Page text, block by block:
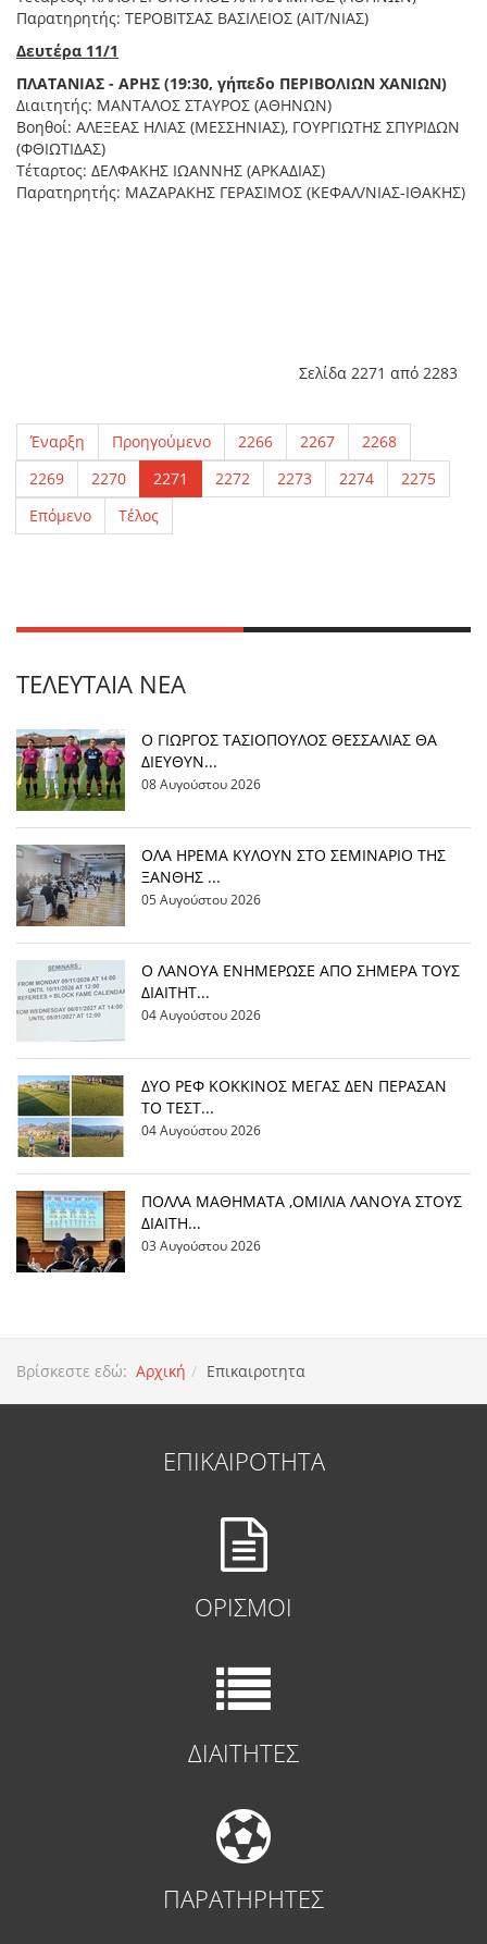
Παρατηρητής: ΤΕΡΟΒΙΤΣΑΣ ΒΑΣΙΛΕΙΟΣ (ΑΙΤ/ΝΙΑΣ)
Δευτέρα 11/1
ΠΛΑΤΑΝΙΑΣ - ΑΡΗΣ (19:30, γήπεδο ΠΕΡΙΒΟΛΙΩΝ ΧΑΝΙΩΝ)
Διαιτητής: ΜΑΝΤΑΛΟΣ ΣΤΑΥΡΟΣ (ΑΘΗΝΩΝ)
Βοηθοί: ΑΛΕΞΕΑΣ ΗΛΙΑΣ (ΜΕΣΣΗΝΙΑΣ), ΓΟΥΡΓΙΩΤΗΣ ΣΠΥΡΙΔΩΝ
(ΦΘΙΩΤΙΔΑΣ)
Τέταρτος: ΔΕΛΦΑΚΗΣ ΙΩΑΝΝΗΣ (ΑΡΚΑΔΙΑΣ)
Παρατηρητής: ΜΑΖΑΡΑΚΗΣ ΓΕΡΑΣΙΜΟΣ (ΚΕΦΑΛ/ΝΙΑΣ-ΙΘΑΚΗΣ)
Σελίδα 2271 από 2283
Έναρξη Προηγούμενο 2266 2267
2268
2269
2270 2271 2272 2273 2274
2275
Επόμενο
Τέλος
ΤΕΛΕΥΤΑΊΑ ΝΈΑ
Ο ΓΙΩΡΓΟΣ ΤΑΣΙΟΠΟΥΛΟΣ ΘΕΣΣΑΛΙΑΣ ΘΑ
ΔΙΕΥΘΥΝ...
08 Αυγούστου 2026
OΛΑ ΗΡΕΜΑ ΚΥΛΟΥΝ ΣΤΟ ΣΕΜΙΝΑΡΙΟ ΤΗΣ
ΞΑΝΘΗΣ ...
05 Αυγούστου 2026
Ο ΛΑΝΟΥΑ ΕΝΗΜΕΡΩΣΕ ΑΠΟ ΣΗΜΕΡΑ ΤΟΥΣ
ΔΙΑΙΤΗΤ...
04 Αυγούστου 2026
ΔΥΟ ΡΕΦ ΚΟΚΚΙΝΟΣ ΜΕΓΑΣ ΔΕΝ ΠΕΡΑΣΑΝ
ΤΟ ΤΕΣΤ...
04 Αυγούστου 2026
ΠΟΛΛΑ ΜΑΘΗΜΑΤΑ ,ΟΜΙΛΙΑ ΛΑΝΟΥΑ ΣΤΟΥΣ
ΔΙΑΙΤΗ...
03 Αυγούστου 2026
Βρίσκεστε εδώ: Αρχική Επικαιροτητα
ΕΠΙΚΑΙΡΟΤΗΤΑ
ΟΡΙΣΜΟΙ
ΔΙΑΙΤΗΤΕΣ
ΠΑΡΑΤΗΡΗΤΕΣ